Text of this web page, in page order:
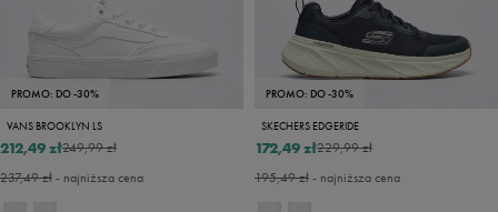
PROMO: DO -30%
VANS BROOKLYN LS
249,99 zł
212,49 zł
237,49 zł- najniższa cena
PROMO: DO -30%
SKECHERS EDGERIDE
229,99 zł
172,49 zł
195,49 zł- najniższa cena